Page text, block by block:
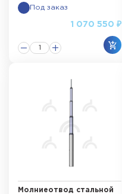
Под заказ
1 070 550 ₽
Молниеотвод стальной